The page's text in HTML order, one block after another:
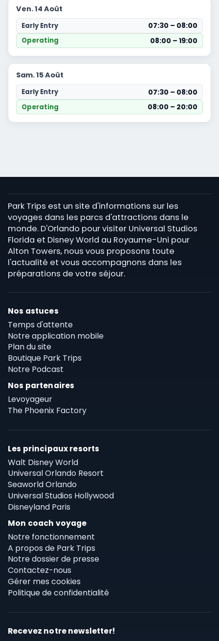
Ven. 14 Août
Early Entry 07:30 – 08:00
Operating 08:00 – 19:00
Sam. 15 Août
Early Entry 07:30 – 08:00
Operating 08:00 – 20:00
Park Trips est un site d'informations sur les
voyages dans les parcs d'attractions dans le
monde. D'Orlando pour visiter Universal Studios
Florida et Disney World au Royaume-Uni pour
Alton Towers, nous vous proposons toute
l'actualité et vous accompagnons dans les
préparations de votre séjour.
Nos astuces
Temps d'attente
Notre application mobile
Plan du site
Boutique Park Trips
Notre Podcast
Nos partenaires
Levoyageur
The Phoenix Factory
Les principaux resorts
Walt Disney World
Universal Orlando Resort
Seaworld Orlando
Universal Studios Hollywood
Disneyland Paris
Mon coach voyage
Notre fonctionnement
A propos de Park Trips
Notre dossier de presse
Contactez-nous
Gérer mes cookies
Politique de confidentialité
Recevez notre newsletter!